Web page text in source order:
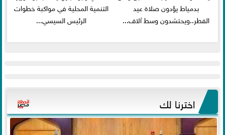
بدمياط يؤدون صلاة عيد
الفطر..ويحتشدون وسط آلاف...
التنمية المحلية في مواكبة خطوات
الرئيس السيسي...
اخترنا لك